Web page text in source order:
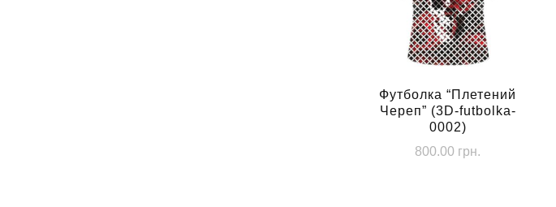
Футболка “Плетений
Череп” (3D-futbolka-
0002)
800.00 грн.